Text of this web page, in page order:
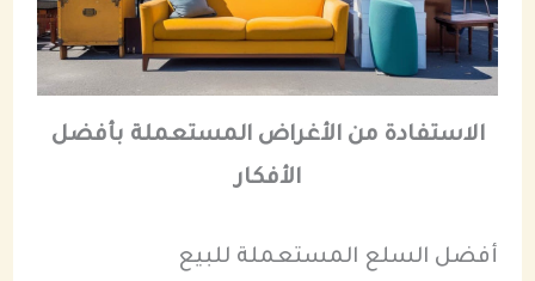
الاستفادة من الأغراض المستعملة بأفضل
الأفكار
أفضل السلع المستعملة للبيع